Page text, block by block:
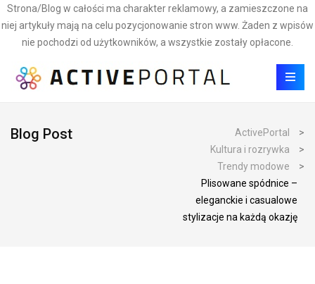
Strona/Blog w całości ma charakter reklamowy, a zamieszczone na
niej artykuły mają na celu pozycjonowanie stron www. Żaden z wpisów
nie pochodzi od użytkowników, a wszystkie zostały opłacone.
Blog Post ActivePortal
>
Kultura i rozrywka
>
Trendy modowe
>
Plisowane spódnice –
eleganckie i casualowe
stylizacje na każdą okazję